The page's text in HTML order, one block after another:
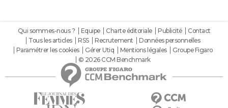
Qui sommes-nous ? Equipe Charte éditoriale Publicité
Contact
Tous les articles
RSS Recrutement
Données personnelles
Paramétrer les cookies
Gérer Utiq Mentions légales
Groupe Figaro
© 2026 CCM Benchmark